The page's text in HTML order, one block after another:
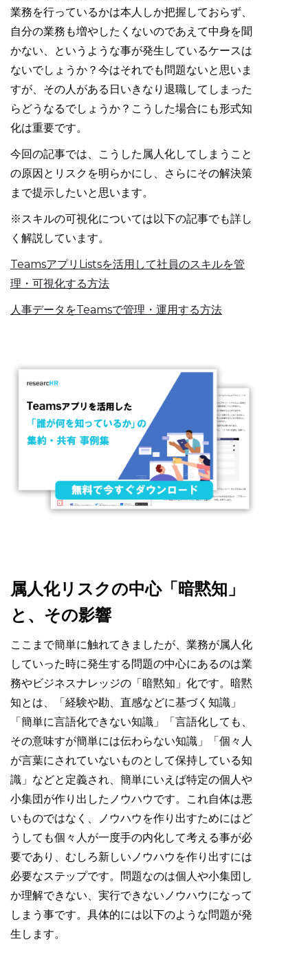
業務を行っているかは本人しか把握しておらず、
自分の業務も増やしたくないのであえて中身を聞
かない、というような事が発生しているケースは
ないでしょうか？今はそれでも問題ないと思いま
すが、その人がある日いきなり退職してしまった
らどうなるでしょうか？こうした場合にも形式知
化は重要です。
今回の記事では、こうした属人化してしまうこと
の原因とリスクを明らかにし、さらにその解決策
まで提示したいと思います。
※スキルの可視化については以下の記事でも詳し
く解説しています。
TeamsアプリListsを活用して社員のスキルを管
理・可視化する方法
人事データをTeamsで管理・運用する方法
属人化リスクの中心「暗黙知」
と、その影響
ここまで簡単に触れてきましたが、業務が属人化
していった時に発生する問題の中心にあるのは業
務やビジネスナレッジの「暗黙知」化です。暗黙
知とは、「経験や勘、直感などに基づく知識」
「簡単に言語化できない知識」「言語化しても、
その意味すが簡単には伝わらない知識」「個々人
が言葉にされていないものとして保持している知
識」などと定義され、簡単にいえば特定の個人や
小集団が作り出したノウハウです。これ自体は悪
いものではなく、ノウハウを作り出すためにはど
うしても個々人が一度手の内化して考える事が必
要であり、むしろ新しいノウハウを作り出すには
必要なステップです。問題なのは個人や小集団し
か理解できない、実行できないノウハウになって
しまう事です。具体的には以下のような問題が発
生します。